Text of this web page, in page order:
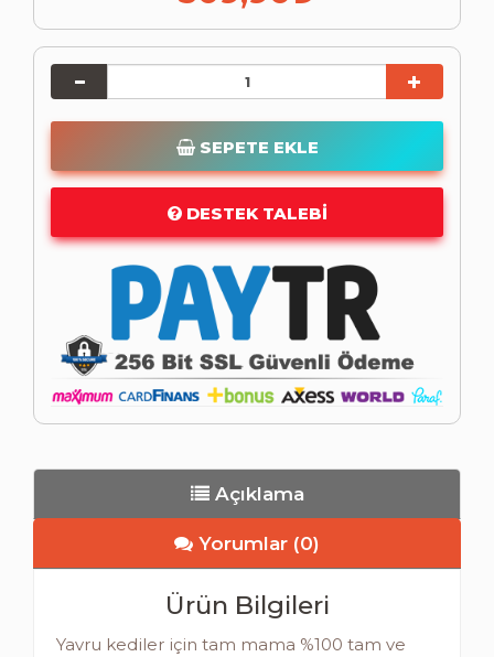
SEPETE EKLE
DESTEK TALEBI
Açıklama
Yorumlar (0)
Ürün Bilgileri
Yavru kediler için tam mama %100 tam ve